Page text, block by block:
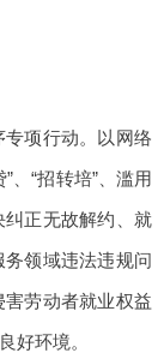
专项行动。以网络
、“招转培”、滥用
正无故解约、就
领域违法违规问
劳动者就业权益
好环境。